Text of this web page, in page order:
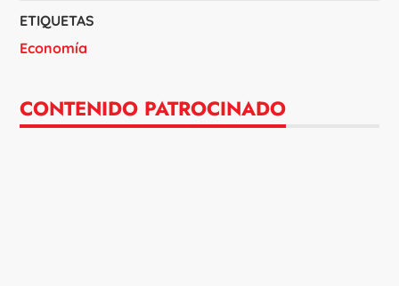
ETIQUETAS
Economía
CONTENIDO PATROCINADO